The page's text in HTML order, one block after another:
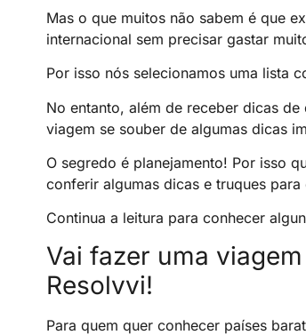
Mas o que muitos não sabem é que
internacional sem precisar gastar
Por isso nós selecionamos uma lista
No entanto, além de receber dicas
viagem se souber de algumas dicas
O segredo é planejamento! Por isso
conferir algumas dicas e truques
Continua a leitura para conhecer
Vai fazer uma
Resolvvi!
Para quem quer conhecer países